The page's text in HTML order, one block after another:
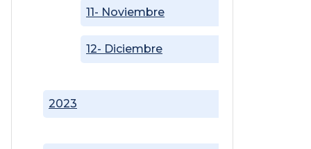
2023
11- Noviembre
12- Diciembre